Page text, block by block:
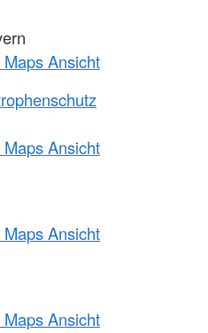
Ansicht
Ansicht
Ansicht
Ansicht